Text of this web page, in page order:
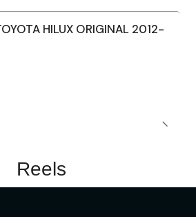
HILUX ORIGINAL 2012-
Reels